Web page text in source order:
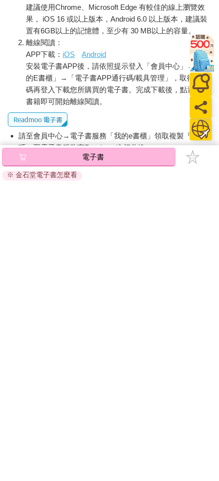
建議使用Chrome、Microsoft Edge 有較佳的線上瀏覽效
果， iOS 16 或以上版本，Android 6.0 以上版本，建議裝
置有6GB以上的記憶體，至少有 30 MB以上的容量。
離線閱讀：
APP下載： iOS
Android
安裝電子書APP後，請依照提示登入「會員中心」→「我
的E書櫃」→「電子書APP通行碼/載具管理」，取得通行
碼再登入下載您所購買的電子書。完成下載後，點選任一
書籍即可開始離線閱讀。
請至會員中心→電子書服務「我的e書櫃」領取複製『兌換
碼』至電子書服務商Readmoo進行兌換。
退換貨須知：
因版權保護，您在金石堂所購買的電子書僅能以金石堂專屬
電子書
※ 金石堂電子書怎麼看